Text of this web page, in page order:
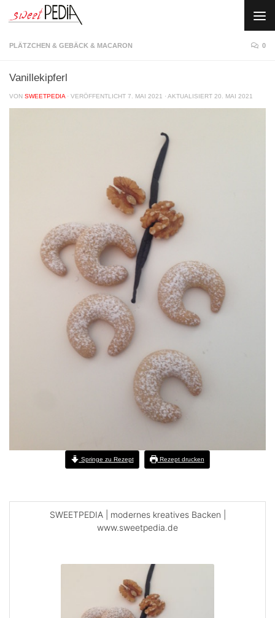
Skip to content
PLÄTZCHEN & GEBÄCK & MACARON 0
Vanillekipferl
VON SWEETPEDIA · VERÖFFENTLICHT 7. MAI 2021 · AKTUALISIERT 20. MAI 2021
Springe zu Rezept Rezept drucken
SWEETPEDIA | modernes kreatives Backen |
www.sweetpedia.de